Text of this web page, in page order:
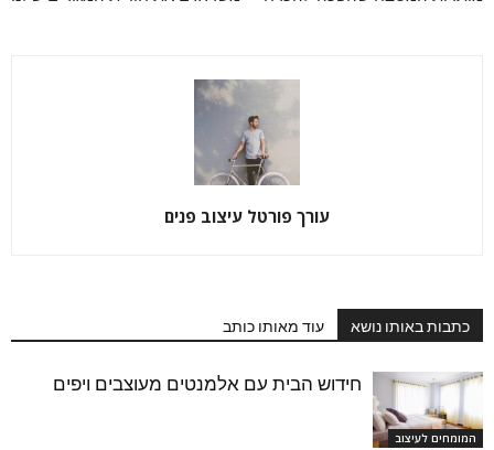
עורך פורטל עיצוב פנים
כתבות באותו נושא עוד מאותו כותב
המומחים לעיצוב
חידוש הבית עם אלמנטים מעוצבים ויפים